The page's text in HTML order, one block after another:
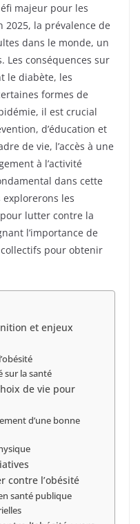
majeur pour les
2025, la prévalence de
dans le monde, un
conséquences sur
le diabète, les
formes de
il est crucial
d’éducation et
de vie, l’accès à une
à l’activité
dans cette
les
lutter contre la
l’importance de
pour obtenir
et enjeux
sur la santé
de vie pour
d’une bonne
contre l’obésité
santé publique